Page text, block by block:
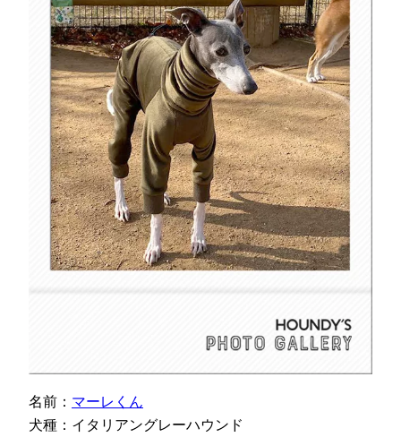
名前： マーレくん
犬種：イタリアングレーハウンド